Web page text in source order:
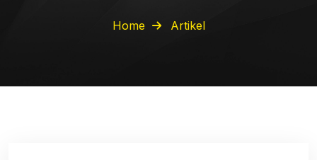
Home Artikel